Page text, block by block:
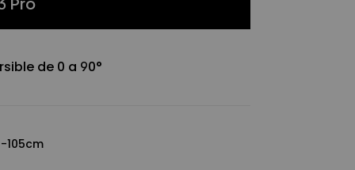
de 0 a 90°
105cm